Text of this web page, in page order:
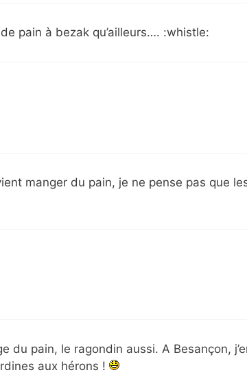
pain à bezak qu’ailleurs…. :whistle:
manger du pain, je ne pense pas que
du pain, le ragondin aussi. A Besançon,
aux hérons !